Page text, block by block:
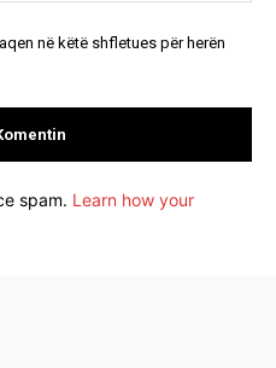
në këtë shfletues për herën
spam. Learn how your